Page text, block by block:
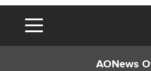
AONews